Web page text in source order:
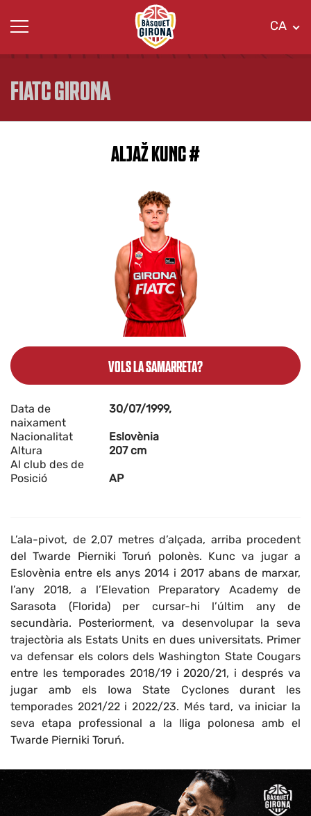
CA
FIATC GIRONA
ALJAŽ KUNC #
VOLS LA SAMARRETA?
Data de
naixament
30/07/1999,
Nacionalitat
Eslovènia
Altura
207 cm
Al club des de
Posició
AP
L’ala-pivot, de 2,07 metres d’alçada, arriba procedent
del Twarde Pierniki Toruń polonès. Kunc va jugar a
Eslovènia entre els anys 2014 i 2017 abans de marxar,
l’any 2018, a l’Elevation Preparatory Academy de
Sarasota (Florida) per cursar-hi l’últim any de
secundària. Posteriorment, va desenvolupar la seva
trajectòria als Estats Units en dues universitats. Primer
va defensar els colors dels Washington State Cougars
entre les temporades 2018/19 i 2020/21, i després va
jugar amb els Iowa State Cyclones durant les
temporades 2021/22 i 2022/23. Més tard, va iniciar la
seva etapa professional a la lliga polonesa amb el
Twarde Pierniki Toruń.